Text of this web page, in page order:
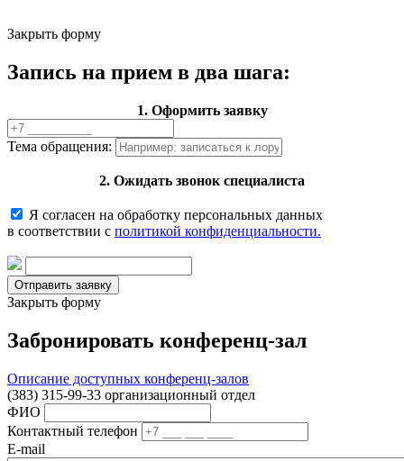
Закрыть форму
Запись на прием в два шага:
1. Оформить заявку
Тема обращения:
2. Ожидать звонок специалиста
Я согласен на обработку персональных данных
в соответствии с политикой конфиденциальности.
Закрыть форму
Забронировать конференц-зал
Описание доступных конференц-залов
(383) 315-99-33 организационный отдел
ФИО
Контактный телефон
E-mail